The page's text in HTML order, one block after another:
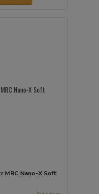
MRC Nano-X Soft